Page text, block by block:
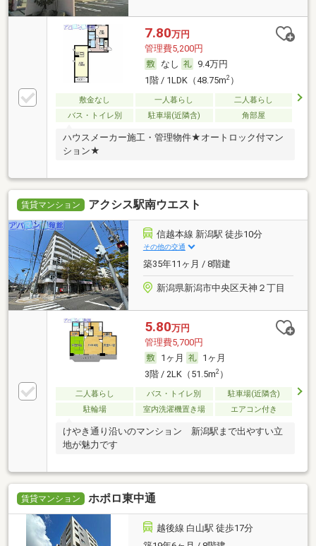
7.80万円
管理費5,200円
なし
9.4万円
1階 / 1LDK（48.75m2）
敷金なし 一人暮らし
二人暮らし
バス・トイレ別
駐車場(近隣含) 角部屋
ハウスメーカー施工・管理物件★オートロック付マン
ション★
賃貸マンション アクシス駅南ウエスト
信越本線 新潟駅 徒歩10分
その他の交通
築35年11ヶ月 / 8階建
新潟県新潟市中央区天神２丁目
5.80万円
管理費5,700円
1ヶ月
1ヶ月
3階 / 2LK（51.5m2）
二人暮らし バス・トイレ別
駐車場(近隣含)
駐輪場
室内洗濯機置き場 エアコン付き
けやき通り沿いのマンション 新潟駅まで出やすい立
地が魅力です
賃貸マンション ホポロ東中通
越後線 白山駅 徒歩17分